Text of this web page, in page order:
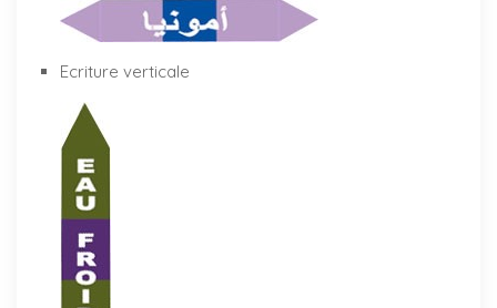
Ecriture verticale